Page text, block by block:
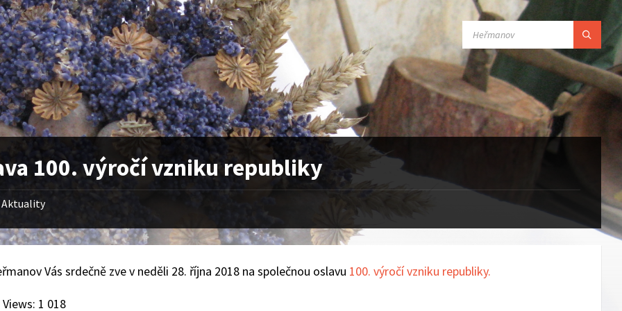
100. výročí vzniku republiky
Aktuality
Vás srdečně zve v neděli 28. října 2018 na společnou oslavu 100. výročí vzniku republiky.
1 018